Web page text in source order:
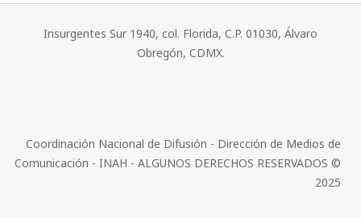
Insurgentes Sur 1940, col. Florida, C.P. 01030, Álvaro
Obregón, CDMX.
Coordinación Nacional de Difusión - Dirección de Medios de
Comunicación - INAH - ALGUNOS DERECHOS RESERVADOS ©
2025